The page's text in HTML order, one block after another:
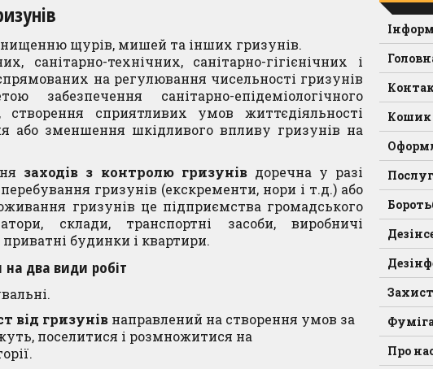
Кошик
Про
щурів, мишей та інших гризунів.
санітарно-технічних, санітарно-гігієнічних і
на регулювання чисельності гризунів
забезпечення санітарно-епідеміологічного
створення сприятливих умов життєдіяльності
зменшення шкідливого впливу гризунів на
заходів з контролю гризунівдоречна у разі
гризунів (екскременти, нори і т.д.) або
гризунів це підприємства громадського
склади, транспортні засоби, виробничі
будинки і квартири.
на два види робіт
від гризунів направлений на створення умов за
поселитися і розмножитися на